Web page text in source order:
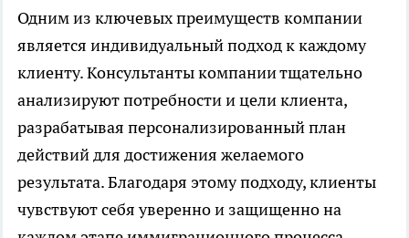
Одним из ключевых преимуществ компании
является индивидуальный подход к каждому
клиенту. Консультанты компании тщательно
анализируют потребности и цели клиента,
разрабатывая персонализированный план
действий для достижения желаемого
результата. Благодаря этому подходу, клиенты
чувствуют себя уверенно и защищенно на